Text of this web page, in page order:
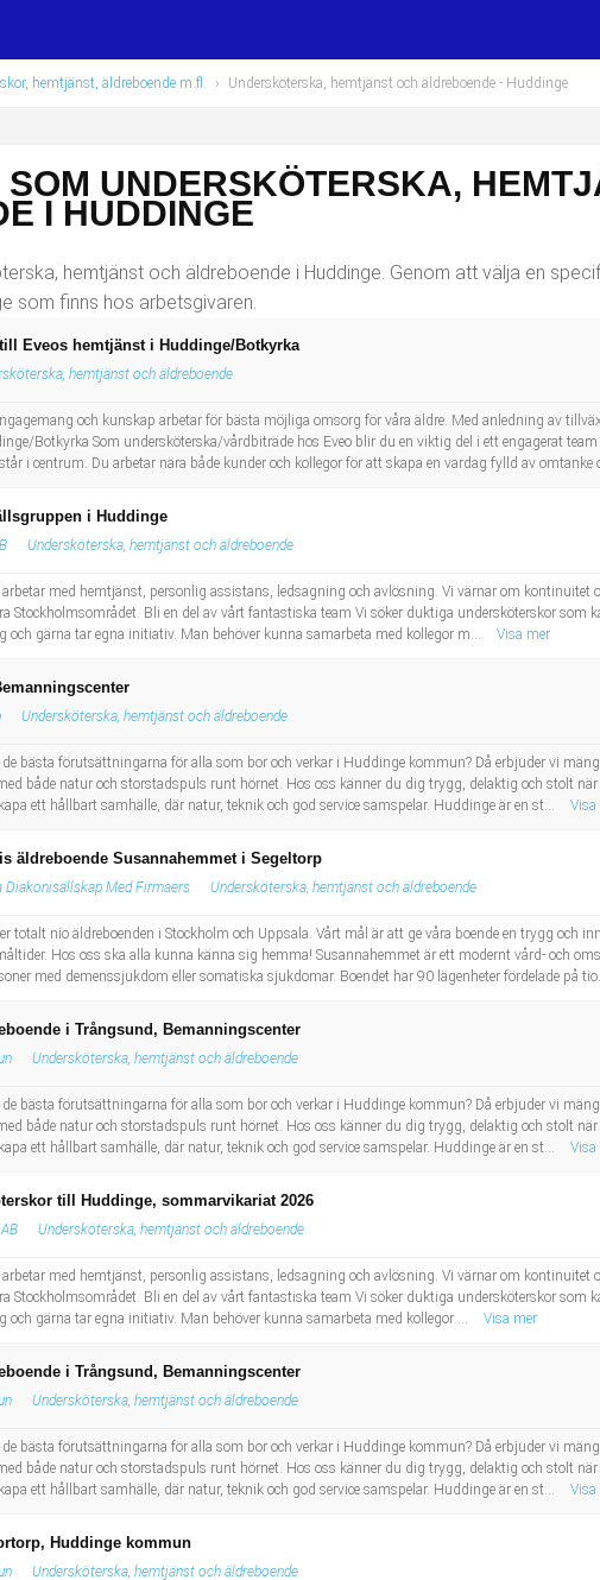
hemtjänst, äldreboende m.fl. › Undersköterska, hemtjänst och äldreboende - Huddinge
UNDERSKÖTERSKA,
I HUDDINGE
hemtjänst och äldreboende i Huddinge. Genom att välja en
som finns hos arbetsgivaren.
Eveos hemtjänst i Huddinge/Botkyrka
hemtjänst och äldreboende
och kunskap arbetar för bästa möjliga omsorg för våra äldre. Med anledning av
Botkyrka Som undersköterska/vårdbiträde hos Eveo blir du en viktig del i ett engagerat
i centrum. Du arbetar nära både kunder och kollegor för att skapa en vardag fylld av omtanke
i Huddinge
Undersköterska, hemtjänst och äldreboende
med hemtjänst, personlig assistans, ledsagning och avlösning. Vi värnar om kontinuitet
Stockholmsområdet. Bli en del av vårt fantastiska team Vi söker duktiga undersköterskor som
gärna tar egna initiativ. Man behöver kunna samarbeta med kollegor m...
Visa mer
Undersköterska, hemtjänst och äldreboende
bästa förutsättningarna för alla som bor och verkar i Huddinge kommun? Då erbjuder vi
både natur och storstadspuls runt hörnet. Hos oss känner du dig trygg, delaktig och stolt när
ett hållbart samhälle, där natur, teknik och god service samspelar. Huddinge är en st...
Visa
äldreboende Susannahemmet i Segeltorp
Diakonisällskap Med Firmaers Undersköterska, hemtjänst och äldreboende
totalt nio äldreboenden i Stockholm och Uppsala. Vårt mål är att ge våra boende en trygg och
Hos oss ska alla kunna känna sig hemma! Susannahemmet är ett modernt vård- och
med demenssjukdom eller somatiska sjukdomar. Boendet har 90 lägenheter fördelade på
i Trångsund, Bemanningscenter
Undersköterska, hemtjänst och äldreboende
bästa förutsättningarna för alla som bor och verkar i Huddinge kommun? Då erbjuder vi
både natur och storstadspuls runt hörnet. Hos oss känner du dig trygg, delaktig och stolt när
ett hållbart samhälle, där natur, teknik och god service samspelar. Huddinge är en st...
Visa
till Huddinge, sommarvikariat 2026
Undersköterska, hemtjänst och äldreboende
med hemtjänst, personlig assistans, ledsagning och avlösning. Vi värnar om kontinuitet
Stockholmsområdet. Bli en del av vårt fantastiska team Vi söker duktiga undersköterskor som
gärna tar egna initiativ. Man behöver kunna samarbeta med kollegor ...
Visa mer
i Trångsund, Bemanningscenter
Undersköterska, hemtjänst och äldreboende
bästa förutsättningarna för alla som bor och verkar i Huddinge kommun? Då erbjuder vi
både natur och storstadspuls runt hörnet. Hos oss känner du dig trygg, delaktig och stolt när
ett hållbart samhälle, där natur, teknik och god service samspelar. Huddinge är en st...
Visa
Huddinge kommun
Undersköterska, hemtjänst och äldreboende